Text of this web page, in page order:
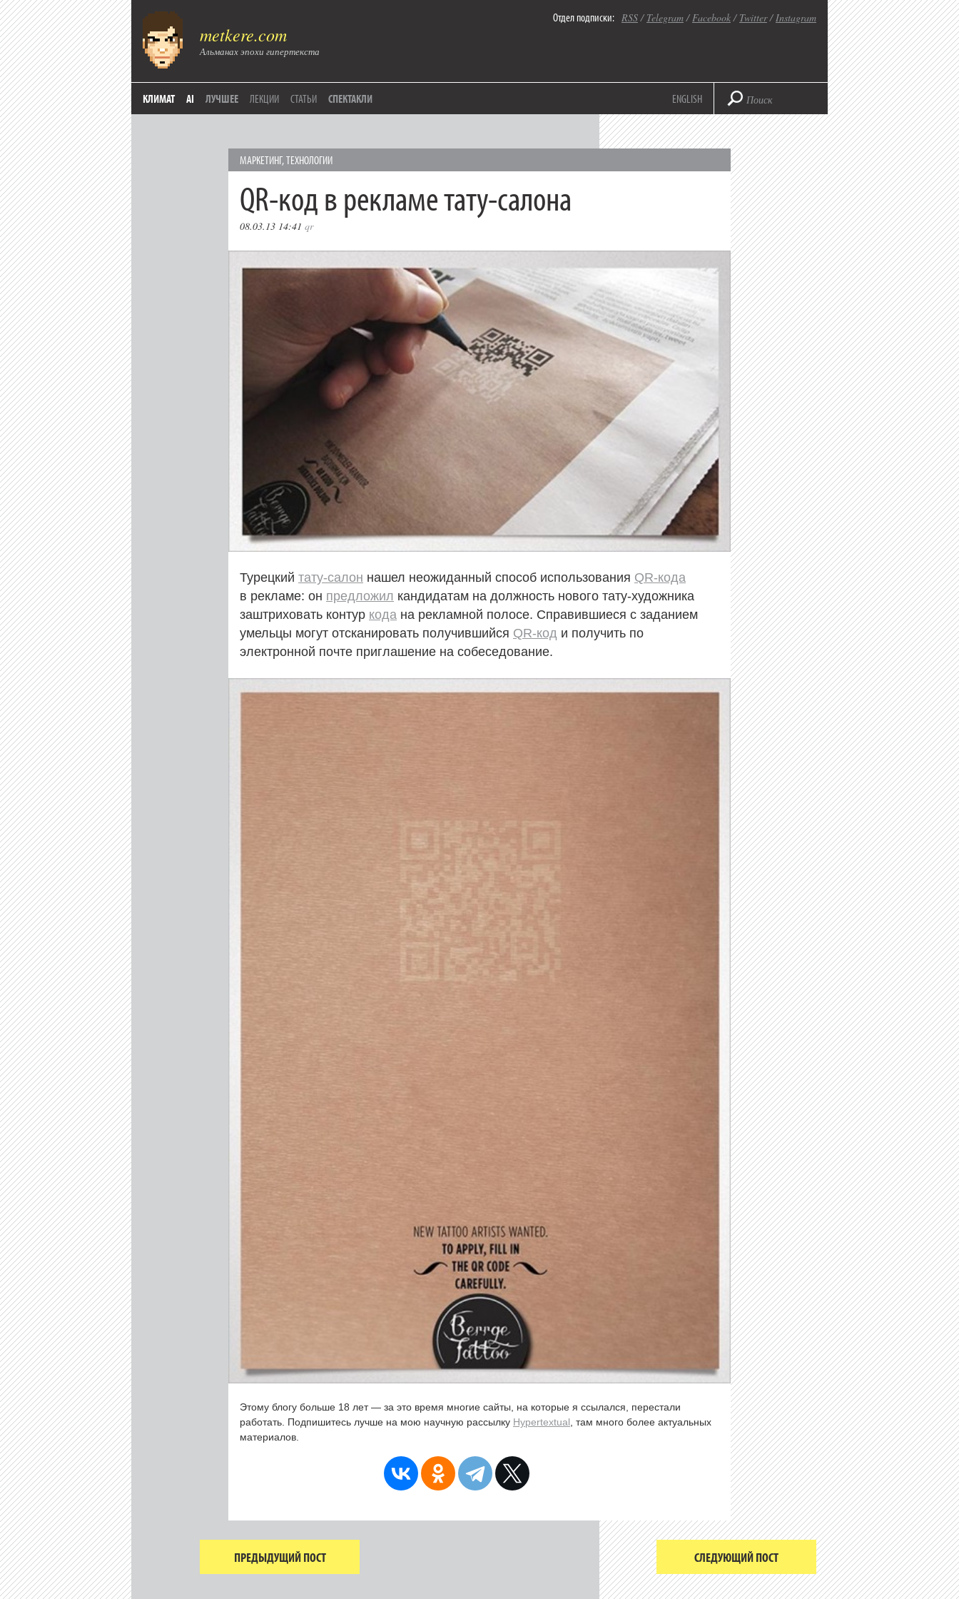
metkere.com
Альманах эпохи гипертекста
Отдел подписки: RSS/ Telegram/Facebook/ Twitter/Instagram
КЛИМАТ AI ЛУЧШЕЕ ЛЕКЦИИ СТАТЬИ СПЕКТАКЛИ ENGLISH
МАРКЕТИНГ,ТЕХНОЛОГИИ
QR-код в рекламе тату-салона
08.03.13 14:41 qr
Турецкий тату-салон нашел неожиданный способ использования QR-кода
в рекламе: он предложил кандидатам на должность нового тату-художника
заштриховать контур кода на рекламной полосе. Справившиеся с заданием
умельцы могут отсканировать получившийся QR-код и получить по
электронной почте приглашение на собеседование.
Этому блогу больше 18 лет — за это время многие сайты, на которые я ссылался, перестали
работать. Подпишитесь лучше на мою научную рассылку Hypertextual , там много более актуальных
материалов.
ПРЕДЫДУЩИЙ ПОСТ СЛЕДУЮЩИЙ ПОСТ